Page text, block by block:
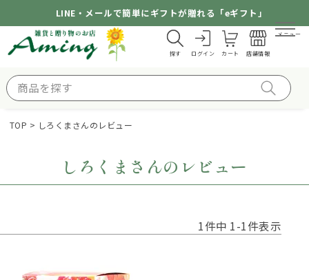
LINE・メールで簡単にギフトが贈れる「eギフト」
探す ログイン カート 店舗情報
メニュー
TOP しろくまさんのレビュー
しろくまさんのレビュー
1件中 1-1件表示